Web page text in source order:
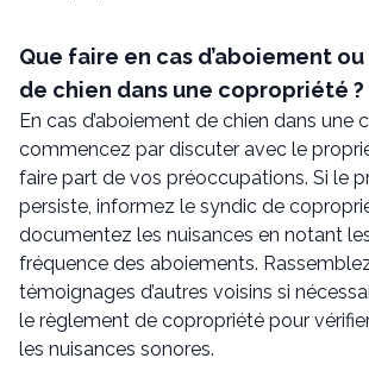
Que faire en cas d’aboiement
de chien dans une copropriété ?
En cas d’aboiement de chien dans une
commencez par discuter avec le
faire part de vos préoccupations. Si le
persiste, informez le syndic de
documentez les nuisances en notant
fréquence des aboiements.
témoignages d’autres voisins si
le règlement de copropriété pour
les nuisances sonores.